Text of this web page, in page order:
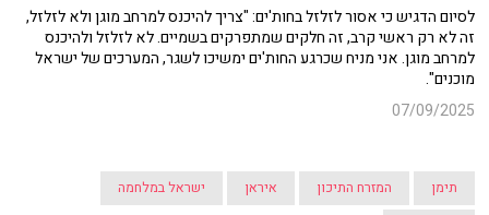
לסיום הדגיש כי אסור לזלזל בחות'ים: "צריך להיכנס למרחב מוגן ולא לזלזל,
זה לא רק ראשי קרב, זה חלקים שמתפרקים בשמיים. לא לזלזל ולהיכנס
למרחב מוגן. אני מניח שכרגע החות'ים ימשיכו לשגר, המערכים של ישראל
מוכנים".
07/09/2025
תימן המזרח התיכון איראן
ישראל במלחמה